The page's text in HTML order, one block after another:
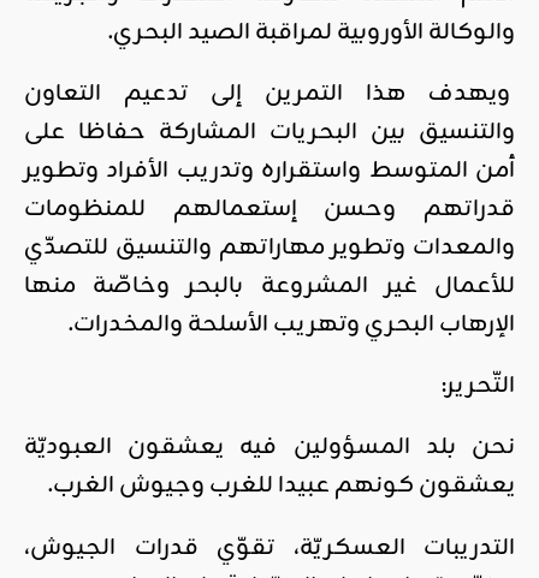
والوكالة الأوروبية لمراقبة الصيد البحري.
ويهدف هذا التمرين إلى تدعيم التعاون
والتنسيق بين البحريات المشاركة حفاظا على
أمن المتوسط واستقراره وتدريب الأفراد وتطوير
قدراتهم وحسن إستعمالهم للمنظومات
والمعدات وتطوير مهاراتهم والتنسيق للتصدّي
للأعمال غير المشروعة بالبحر وخاصّة منها
الإرهاب البحري وتهريب الأسلحة والمخدرات.
التّحرير:
نحن بلد المسؤولين فيه يعشقون العبوديّة
يعشقون كونهم عبيدا للغرب وجيوش الغرب.
التدريبات العسكريّة، تقوّي قدرات الجيوش،